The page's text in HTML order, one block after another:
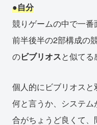
●自分
競りゲームの中で一番
前半後半の2部構成の
のビブリオスと似てる
個人的にビブリオスと
何と言うか、システ
合がちょうど良くて、